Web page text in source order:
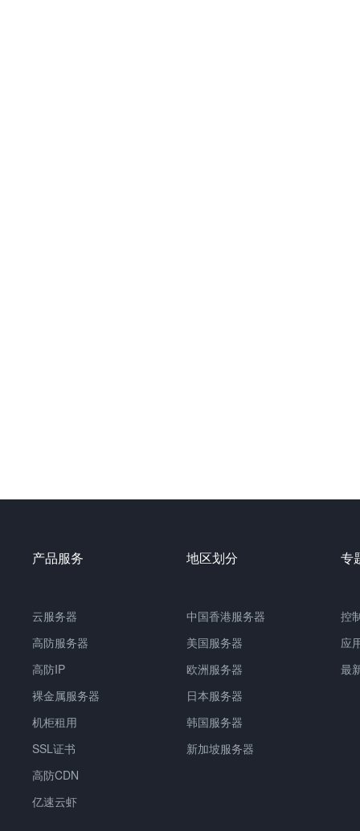
产品服务
云服务器
高防服务器
高防IP
裸金属服务器
机柜租用
SSL证书
高防CDN
亿速云虾
地区划分
中国香港服务器
美国服务器
欧洲服务器
日本服务器
韩国服务器
新加坡服务器
专
控
应
最